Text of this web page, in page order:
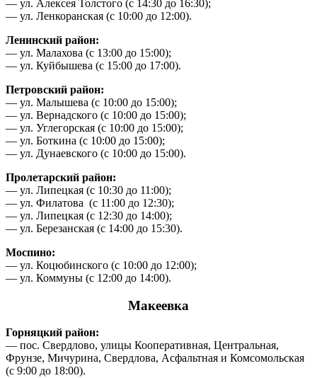
— ул. Алексея Толстого (с 14:30 до 16:30);
— ул. Ленкоранская (с 10:00 до 12:00).
Ленинский район:
— ул. Малахова (с 13:00 до 15:00);
— ул. Куйбышева (с 15:00 до 17:00).
Петровский район:
— ул. Малышева (с 10:00 до 15:00);
— ул. Вернадского (с 10:00 до 15:00);
— ул. Углегорская (с 10:00 до 15:00);
— ул. Боткина (с 10:00 до 15:00);
— ул. Дунаевского (с 10:00 до 15:00).
Пролетарский район:
— ул. Липецкая (с 10:30 до 11:00);
— ул. Филатова (с 11:00 до 12:30);
— ул. Липецкая (с 12:30 до 14:00);
— ул. Березанская (с 14:00 до 15:30).
Моспино:
— ул. Коцюбинского (с 10:00 до 12:00);
— ул. Коммуны (с 12:00 до 14:00).
Макеевка
Горняцкий район:
— пос. Свердлово, улицы Кооперативная, Центральная,
Фрунзе, Мичурина, Свердлова, Асфальтная и Комсомольская
(с 9:00 до 18:00).